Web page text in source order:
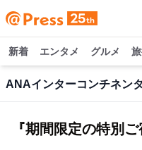
新着 エンタメ グルメ
『期間限定の特別ご